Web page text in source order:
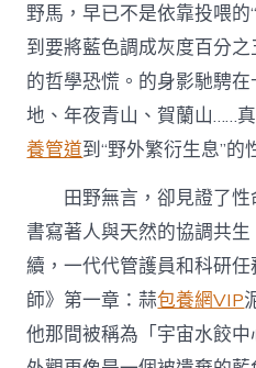
野馬，早已不是依靠投喂的
到要將藍色調成灰度百分
的哲學恐慌。的身影馳騁
地、年夜青山、賀蘭山……
養管道到“野外繁衍生息”的
田野無言，卻見證了
書寫著人與天然的協調共
續，一代代管護員和科研
師》第一章：蒜包養網VIP
他那間被稱為「宇宙水餃